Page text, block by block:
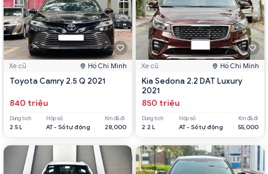
Xe cũ Hồ Chí Minh
Toyota Camry 2.5 Q 2021
840 triệu
Dung tích
2.5 L
Hộp số
AT - Số tự động
Km đã đi
28,000
Xe cũ Hồ Chí Minh
Kia Sedona 2.2 DAT Luxury
2021
850 triệu
Dung tích
2.2 L
Hộp số
AT - Số tự động
Km đã đi
55,000